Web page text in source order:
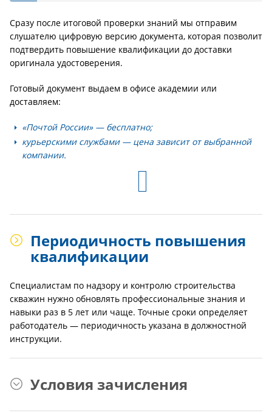
Сразу после итоговой проверки знаний мы отправим
слушателю цифровую версию документа, которая позволит
подтвердить повышение квалификации до доставки
оригинала удостоверения.
Готовый документ выдаем в офисе академии или
доставляем:
«Почтой России» — бесплатно;
курьерскими службами — цена зависит от выбранной
компании.
Периодичность повышения
квалификации
Специалистам по надзору и контролю строительства
скважин нужно обновлять профессиональные знания и
навыки раз в 5 лет или чаще. Точные сроки определяет
работодатель — периодичность указана в должностной
инструкции.
Условия зачисления